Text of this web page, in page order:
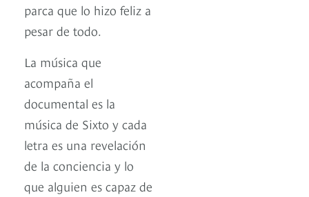
parca que lo hizo feliz a
pesar de todo.
La música que
acompaña el
documental es la
música de Sixto y cada
letra es una revelación
de la conciencia y lo
que alguien es capaz de